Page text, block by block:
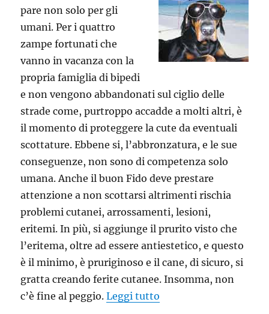
pare non solo per gli
umani. Per i quattro
zampe fortunati che
vanno in vacanza con la
propria famiglia di bipedi
e non vengono abbandonati sul ciglio delle
strade come, purtroppo accadde a molti altri, è
il momento di proteggere la cute da eventuali
scottature. Ebbene si, l’abbronzatura, e le sue
conseguenze, non sono di competenza solo
umana. Anche il buon Fido deve prestare
attenzione a non scottarsi altrimenti rischia
problemi cutanei, arrossamenti, lesioni,
eritemi. In più, si aggiunge il prurito visto che
l’eritema, oltre ad essere antiestetico, e questo
è il minimo, è pruriginoso e il cane, di sicuro, si
gratta creando ferite cutanee. Insomma, non
c’è fine al peggio.Leggi tutto